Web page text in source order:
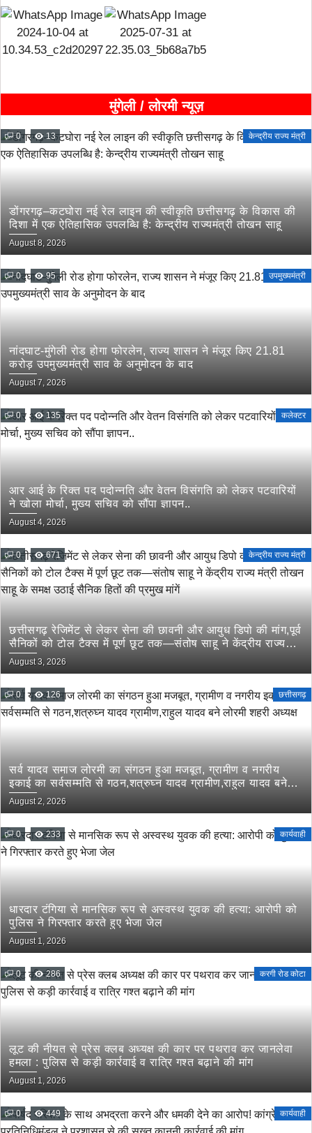
मुंगेली / लोरमी न्यूज़
0 13 केन्द्रीय राज्य मंत्री
डोंगरगढ़–कटघोरा नई रेल लाइन की स्वीकृति छत्तीसगढ़ के विकास की
दिशा में एक ऐतिहासिक उपलब्धि है: केन्द्रीय राज्यमंत्री तोखन साहू
August 8, 2026
0 95 उपमुख्यमंत्री
नांदघाट-मुंगेली रोड होगा फोरलेन, राज्य शासन ने मंजूर किए 21.81
करोड़ उपमुख्यमंत्री साव के अनुमोदन के बाद
August 7, 2026
0 135 कलेक्टर
आर आई के रिक्त पद पदोन्नति और वेतन विसंगति को लेकर पटवारियों
ने खोला मोर्चा, मुख्य सचिव को सौंपा ज्ञापन..
August 4, 2026
0 671 केन्द्रीय राज्य मंत्री
छत्तीसगढ़ रेजिमेंट से लेकर सेना की छावनी और आयुध डिपो की मांग,पूर्व
सैनिकों को टोल टैक्स में पूर्ण छूट तक—संतोष साहू ने केंद्रीय राज्य
मंत्री तोखन साहू के समक्ष उठाई सैनिक हितों की प्रमुख मांगें
August 3, 2026
0 126 छत्तीसगढ़
सर्व यादव समाज लोरमी का संगठन हुआ मजबूत, ग्रामीण व नगरीय
इकाई का सर्वसम्मति से गठन,शत्रुघ्न यादव ग्रामीण,राहुल यादव बने
लोरमी शहरी अध्यक्ष
August 2, 2026
0 233 कार्यवाही
धारदार टंगिया से मानसिक रूप से अस्वस्थ युवक की हत्या: आरोपी को
पुलिस ने गिरफ्तार करते हुए भेजा जेल
August 1, 2026
0 286 करगी रोड कोटा
लूट की नीयत से प्रेस क्लब अध्यक्ष की कार पर पथराव कर जानलेवा
हमला : पुलिस से कड़ी कार्रवाई व रात्रि गश्त बढ़ाने की मांग
August 1, 2026
0 449 कार्यवाही